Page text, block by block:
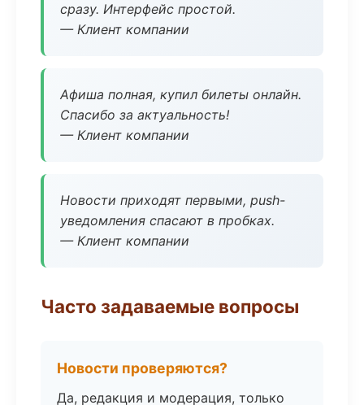
сразу. Интерфейс простой.
— Клиент компании
Афиша полная, купил билеты онлайн.
Спасибо за актуальность!
— Клиент компании
Новости приходят первыми, push-
уведомления спасают в пробках.
— Клиент компании
Часто задаваемые вопросы
Новости проверяются?
Да, редакция и модерация, только